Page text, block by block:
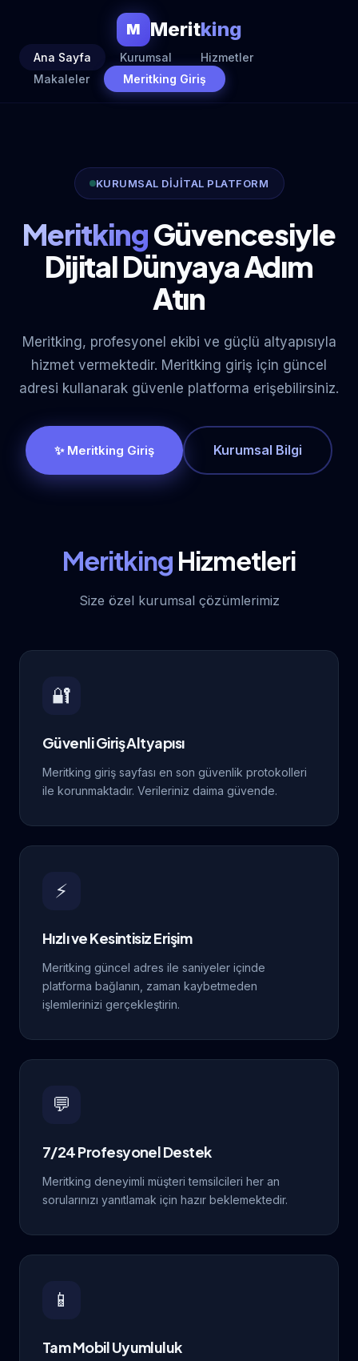
M Meritking
Ana Sayfa Kurumsal
Hizmetler
Makaleler
Meritking Giriş
KURUMSAL DİJİTAL PLATFORM
MeritkingGüvencesiyle
Dijital Dünyaya Adım
Atın
Meritking, profesyonel ekibi ve güçlü altyapısıyla
hizmet vermektedir. Meritking giriş için güncel
adresi kullanarak güvenle platforma erişebilirsiniz.
✨ Meritking Giriş Kurumsal Bilgi
Meritking Hizmetleri
Size özel kurumsal çözümlerimiz
🔐
Güvenli Giriş Altyapısı
Meritking giriş sayfası en son güvenlik protokolleri
ile korunmaktadır. Verileriniz daima güvende.
⚡
Hızlı ve Kesintisiz Erişim
Meritking güncel adres ile saniyeler içinde
platforma bağlanın, zaman kaybetmeden
işlemlerinizi gerçekleştirin.
💬
7/24 Profesyonel Destek
Meritking deneyimli müşteri temsilcileri her an
sorularınızı yanıtlamak için hazır beklemektedir.
📱
Tam Mobil Uyumluluk